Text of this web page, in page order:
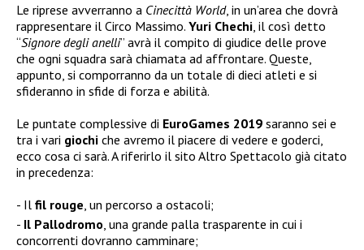
Le riprese avverranno a Cinecittà World, in un’area che dovrà
rappresentare il Circo Massimo. Yuri Chechi , il così detto
“Signore degli anelli” avrà il compito di giudice delle prove
che ogni squadra sarà chiamata ad affrontare. Queste,
appunto, si comporranno da un totale di dieci atleti e si
sfideranno in sfide di forza e abilità.
Le puntate complessive di EuroGames 2019 saranno sei e
tra i vari giochi che avremo il piacere di vedere e goderci,
ecco cosa ci sarà. A riferirlo il sito Altro Spettacolo già citato
in precedenza:
Il fil rouge , un percorso a ostacoli;
Il Pallodromo , una grande palla trasparente in cui i
concorrenti dovranno camminare;